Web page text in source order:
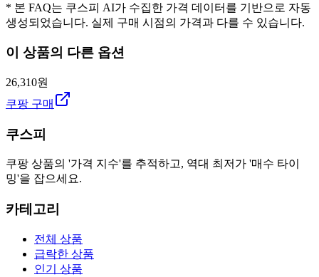
* 본 FAQ는 쿠스피 AI가 수집한 가격 데이터를 기반으로 자동
생성되었습니다. 실제 구매 시점의 가격과 다를 수 있습니다.
이 상품의 다른 옵션
26,310원
쿠팡 구매
쿠스피
쿠팡 상품의 '가격 지수'를 추적하고, 역대 최저가 '매수 타이
밍'을 잡으세요.
카테고리
전체 상품
급락한 상품
인기 상품